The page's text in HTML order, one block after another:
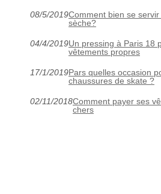
08/5/2019Comment bien se
sèche?
04/4/2019Un pressing à Paris 18
vêtements propres
17/1/2019Pars quelles occasion
chaussures de skate ?
02/11/2018Comment payer ses
chers